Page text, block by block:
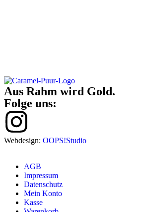
Aus Rahm wird Gold.
Folge uns:
Webdesign: OOPS!Studio
AGB
Impressum
Datenschutz
Mein Konto
Kasse